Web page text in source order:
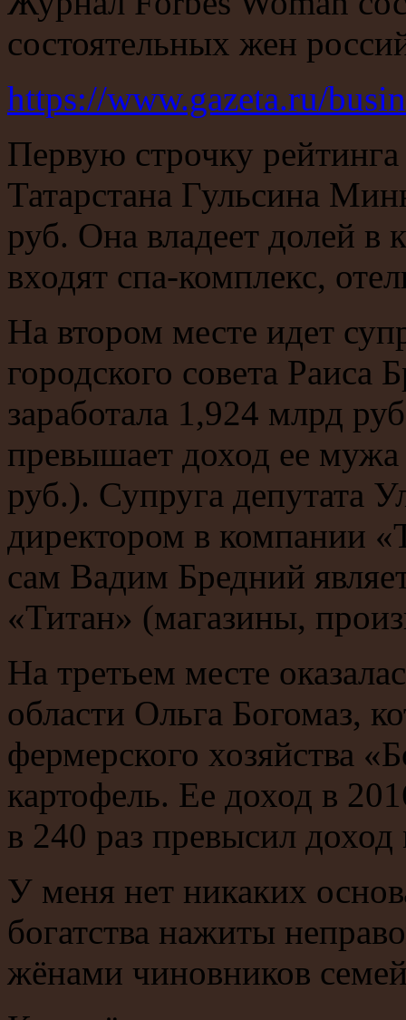
состоятельных жен
https://www.gazeta.ru/
Первую строчку рейтинга
Татарстана Гульсина
руб. Она владеет долей
входят спа-комплекс,
На втором месте идет
городского совета Раиса
заработала 1,924 млрд
превышает доход ее
руб.). Супруга депутата
директором в компании
сам Вадим Бредний
«Титан» (магазины,
На третьем месте
области Ольга Богомаз,
фермерского хозяйства
картофель. Ее доход в
в 240 раз превысил
У меня нет никаких
богатства нажиты
жёнами чиновников